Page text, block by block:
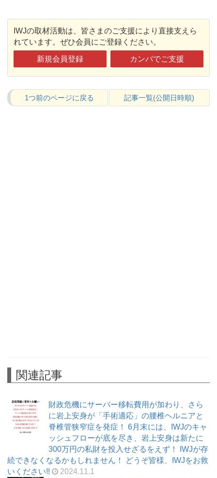
IWJの取材活動は、皆さまのご支援により直接支えら
れています。ぜひ会員にご登録ください。
新規会員登録 カンパでご支援
1つ前のページに戻る 記事一覧(公開日時順)
関連記事
財政危機にサーバー移転費用が加わり、さら
に岩上安身が「手術適応」の腰椎ヘルニアと
脊椎管狭窄症を発症！ 6月末には、IWJのキャ
ッシュフローが底を尽き、岩上安身は新たに
300万円の私財を投入せざるをえず！ IWJが存
続できなくなるかもしれません！ どうぞ皆様、IWJをお救
いください!!
2024.11.1